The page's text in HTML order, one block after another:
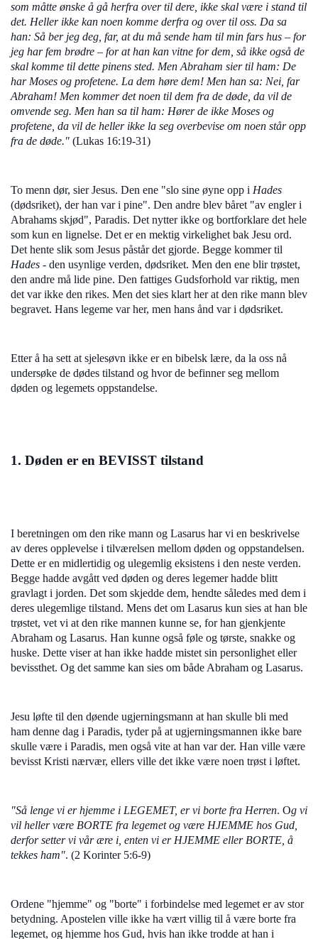
som måtte ønske å gå herfra over til dere, ikke skal være i stand til
det. Heller ikke kan noen komme derfra og over til oss. Da sa
han: Så ber jeg deg, far, at du må sende ham til min fars hus – for
jeg har fem brødre – for at han kan vitne for dem, så ikke også de
skal komme til dette pinens sted. Men Abraham sier til ham: De
har Moses og profetene. La dem høre dem! Men han sa: Nei, far
Abraham! Men kommer det noen til dem fra de døde, da vil de
omvende seg. Men han sa til ham: Hører de ikke Moses og
profetene, da vil de heller ikke la seg overbevise om noen står opp
fra de døde." (Lukas 16:19-31)
To menn dør, sier Jesus. Den ene "slo sine øyne opp i Hades
(dødsriket), der han var i pine". Den andre blev båret "av engler i
Abrahams skjød", Paradis. Det nytter ikke og bortforklare det hele
som kun en lignelse. Det er en mektig virkelighet bak Jesu ord.
Det hente slik som Jesus påstår det gjorde. Begge kommer til
Hades - den usynlige verden, dødsriket. Men den ene blir trøstet,
den andre må lide pine. Den fattiges Gudsforhold var riktig, men
det var ikke den rikes. Men det sies klart her at den rike mann blev
begravet. Hans legeme var her, men hans ånd var i dødsriket.
Etter å ha sett at sjelesøvn ikke er en bibelsk lære, da la oss nå
undersøke de dødes tilstand og hvor de befinner seg mellom
døden og legemets oppstandelse.
1. Døden er en BEVISST tilstand
I beretningen om den rike mann og Lasarus har vi en beskrivelse
av deres opplevelse i tilværelsen mellom døden og oppstandelsen.
Dette er en midlertidig og ulegemlig eksistens i den neste verden.
Begge hadde avgått ved døden og deres legemer hadde blitt
gravlagt i jorden. Det som skjedde dem, hendte således med dem i
deres ulegemlige tilstand. Mens det om Lasarus kun sies at han ble
trøstet, vet vi at den rike mannen kunne se, for han gjenkjente
Abraham og Lasarus. Han kunne også føle og tørste, snakke og
huske. Dette viser at han ikke hadde mistet sin personlighet eller
bevissthet. Og det samme kan sies om både Abraham og Lasarus.
Jesu løfte til den døende ugjerningsmann at han skulle bli med
ham denne dag i Paradis, tyder på at ugjerningsmannen ikke bare
skulle være i Paradis, men også vite at han var der. Han ville være
bevisst Kristi nærvær, ellers ville det ikke være noen trøst i løftet.
"Så lenge vi er hjemme i LEGEMET, er vi borte fra Herren. Og vi
vil heller være BORTE fra legemet og være HJEMME hos Gud,
derfor setter vi vår ære i, enten vi er HJEMME eller BORTE, å
tekkes ham". (2 Korinter 5:6-9)
Ordene "hjemme" og "borte" i forbindelse med legemet er av stor
betydning. Apostelen ville ikke ha vært villig til å være borte fra
legemet, og hjemme hos Gud, hvis han ikke trodde at han i